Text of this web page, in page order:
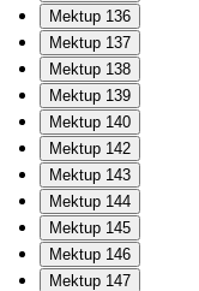
Mektup 136
Mektup 137
Mektup 138
Mektup 139
Mektup 140
Mektup 142
Mektup 143
Mektup 144
Mektup 145
Mektup 146
Mektup 147